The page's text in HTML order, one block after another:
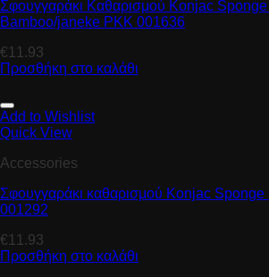
Σφουγγαράκι Καθαρισμού Konjac
Βamboo/janeke PKK 001636
€11.93
Προσθήκη στο καλάθι
Add to Wishlist
Quick View
Accessories
Σφουγγαράκι καθαρισμού Konjac
001292
€11.93
Προσθήκη στο καλάθι